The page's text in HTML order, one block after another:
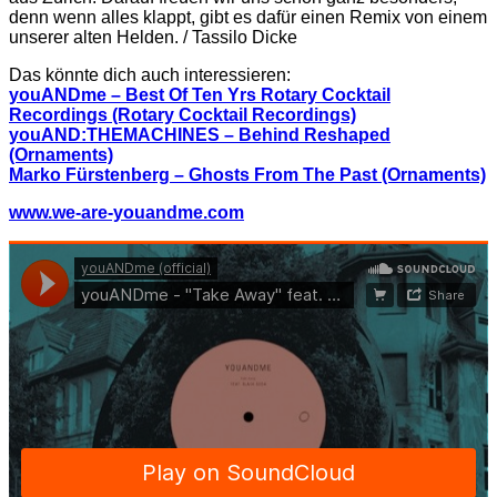
denn wenn alles klappt, gibt es dafür einen Remix von einem
unserer alten Helden. / Tassilo Dicke
Das könnte dich auch interessieren:
youANDme – Best Of Ten Yrs Rotary Cocktail
Recordings (Rotary Cocktail Recordings)
youAND:THEMACHINES – Behind Reshaped
(Ornaments)
Marko Fürstenberg – Ghosts From The Past (Ornaments)
www.we-are-youandme.com